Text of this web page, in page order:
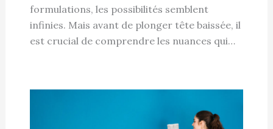
formulations, les possibilités semblent
infinies. Mais avant de plonger tête baissée, il
est crucial de comprendre les nuances qui…